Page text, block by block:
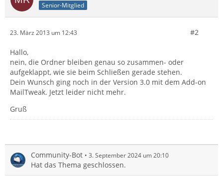
Senior-Mitglied
23. März 2013 um 12:43 #2
Hallo,
nein, die Ordner bleiben genau so zusammen- oder
aufgeklappt, wie sie beim Schließen gerade stehen.
Dein Wunsch ging noch in der Version 3.0 mit dem Add-on
MailTweak. Jetzt leider nicht mehr.
Gruß
Community-Bot 3. September 2024 um 20:10
Hat das Thema geschlossen.